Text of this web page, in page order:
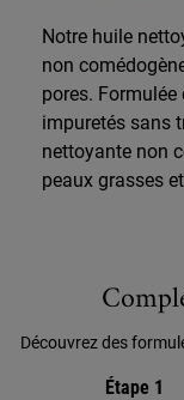
Notre huile
non
pores.
impuretés sans
nettoyante non
peaux grasses
Découvrez des
Étape 1